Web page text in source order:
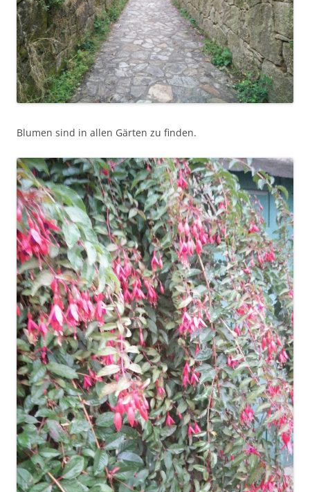
Blumen sind in allen Gärten zu finden.